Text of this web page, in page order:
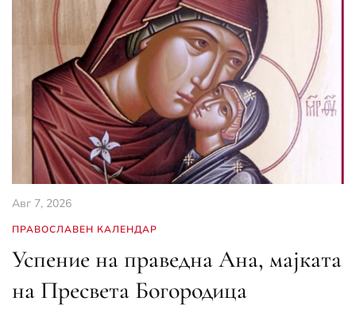
Авг 7, 2026
ПРАВОСЛАВЕН КАЛЕНДАР
Успение на праведна Ана, мајката
на Пресвета Богородица